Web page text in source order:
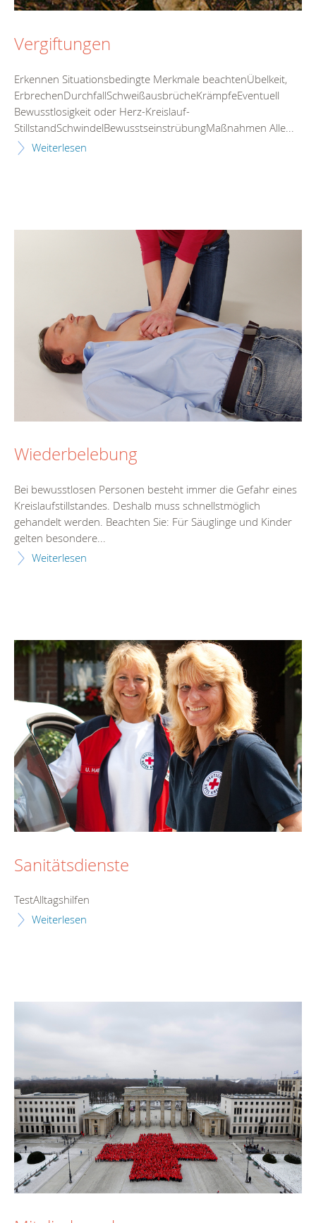
Vergiftungen
Erkennen Situationsbedingte Merkmale beachtenÜbelkeit,
ErbrechenDurchfallSchweißausbrücheKrämpfeEventuell
Bewusstlosigkeit oder Herz-Kreislauf-
StillstandSchwindelBewusstseinstrübungMaßnahmen Alle...
Weiterlesen
Wiederbelebung
Bei bewusstlosen Personen besteht immer die Gefahr eines
Kreislaufstillstandes. Deshalb muss schnellstmöglich
gehandelt werden. Beachten Sie: Für Säuglinge und Kinder
gelten besondere...
Weiterlesen
Sanitätsdienste
TestAlltagshilfen
Weiterlesen